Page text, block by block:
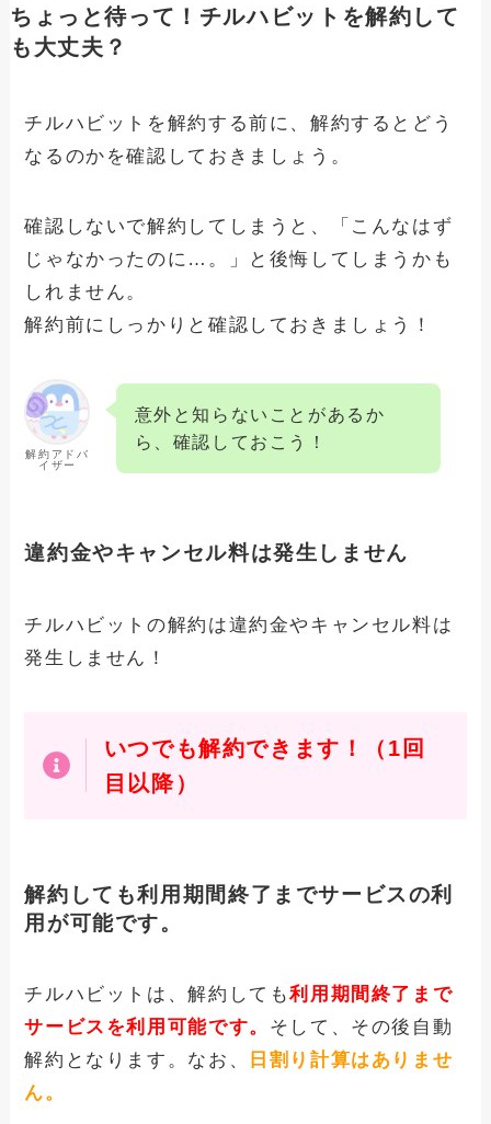
まとめ！退会したらどうなる？
dramaboxの解約できない？確実に退会
手続きさせる方法と手順
続きさせる方法と手順
アドクリーナーの解約できない理由と
は？確実に退会手続きさせる方法と手順
ちょっと待って！チルハビットを解約して
も大丈夫？
チルハビットを解約する前に、解約するとどう
なるのかを確認しておきましょう。
確認しないで解約してしまうと、「こんなはず
じゃなかったのに…。」と後悔してしまうかも
しれません。
解約前にしっかりと確認しておきましょう！
解約アドバ
イザー
意外と知らないことがあるか
ら、確認しておこう！
違約金やキャンセル料は発生しません
チルハビットの解約は違約金やキャンセル料は
発生しません！
いつでも解約できます！（1回
目以降）
解約しても利用期間終了までサービスの利
用が可能です。
チルハビットは、解約しても利用期間終了まで
サービスを利用可能です。 そして、その後自動
解約となります。なお、
日割り計算はありませ
ん。